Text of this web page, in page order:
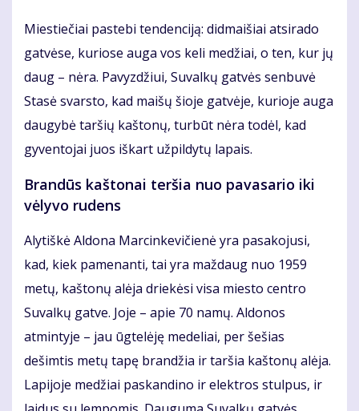
Miestiečiai pastebi tendenciją: didmaišiai atsirado
gatvėse, kuriose auga vos keli medžiai, o ten, kur jų
daug – nėra. Pavyzdžiui, Suvalkų gatvės senbuvė
Stasė svarsto, kad maišų šioje gatvėje, kurioje auga
daugybė taršių kaštonų, turbūt nėra todėl, kad
gyventojai juos iškart užpildytų lapais.
Brandūs kaštonai teršia nuo pavasario iki
vėlyvo rudens
Alytiškė Aldona Marcinkevičienė yra pasakojusi,
kad, kiek pamenanti, tai yra maždaug nuo 1959
metų, kaštonų alėja driekėsi visa miesto centro
Suvalkų gatve. Joje – apie 70 namų. Aldonos
atmintyje – jau ūgtelėję medeliai, per šešias
dešimtis metų tapę brandžia ir taršia kaštonų alėja.
Lapijoje medžiai paskandino ir elektros stulpus, ir